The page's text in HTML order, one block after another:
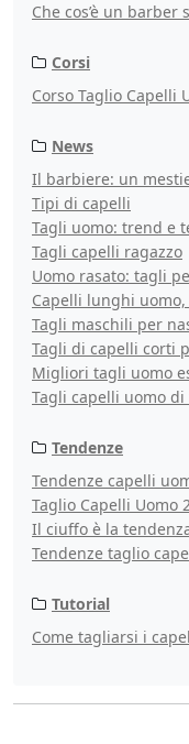
Che cos’è un barber
Corsi
Corso Taglio Capelli
News
Il barbiere: un
Tipi di capelli
Tagli uomo: trend e
Tagli capelli ragazzo
Uomo rasato: tagli
Capelli lunghi
Tagli maschili per
Tagli di capelli corti
Migliori tagli uomo
Tendenze
Tendenze capelli
Taglio Capelli Uomo
Il ciuffo è la
Tendenze taglio
Tutorial
Come tagliarsi i